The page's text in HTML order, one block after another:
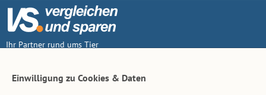
Ihr Partner rund ums Tier
Einwilligung zu Cookies & Daten